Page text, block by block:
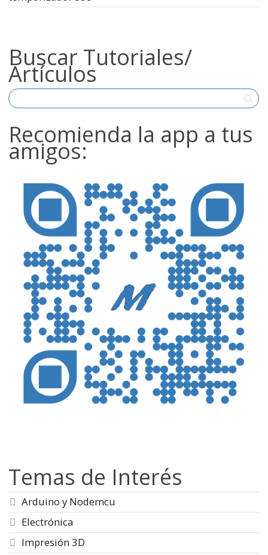
Buscar Tutoriales/
Artículos
Recomienda la app a tus
amigos:
Temas de Interés
Arduino y Nodemcu
Electrónica
Impresión 3D